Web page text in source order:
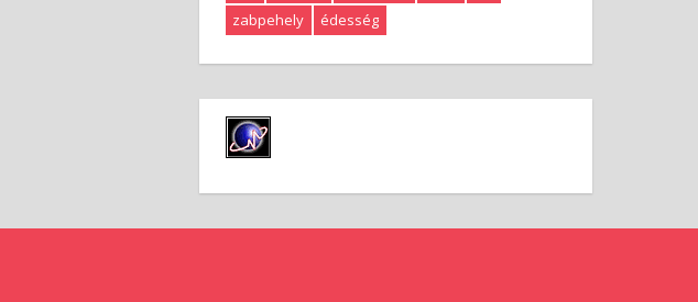
zabpehely
édesség